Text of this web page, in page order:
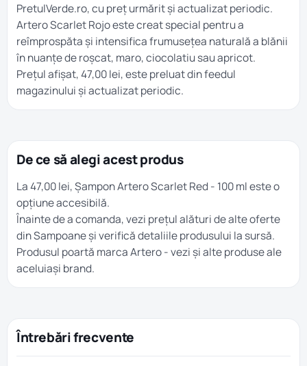
PretulVerde.ro, cu preț urmărit și actualizat periodic.
Artero Scarlet Rojo este creat special pentru a
reîmprospăta și intensifica frumusețea naturală a blănii
în nuanțe de roșcat, maro, ciocolatiu sau apricot.
Prețul afișat, 47,00 lei, este preluat din feedul
magazinului și actualizat periodic.
De ce să alegi acest produs
La 47,00 lei, Șampon Artero Scarlet Red - 100 ml este o
opțiune accesibilă.
Înainte de a comanda, vezi prețul alături de alte oferte
dinSampoaneși verifică detaliile produsului la sursă.
Produsul poartă marcaArtero- vezi și alte produse ale
aceluiași brand.
Întrebări frecvente